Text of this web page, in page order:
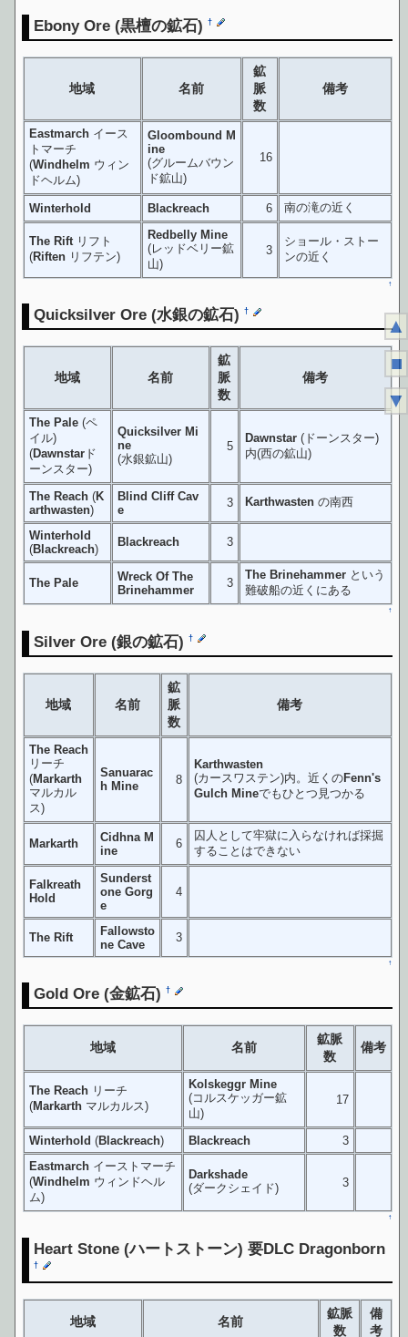
Ebony Ore (黒檀の鉱石)†
地域 名前
鉱
脈
数
備考
Eastmarchイース
トマーチ
(Windhelm ウィン
ドヘルム)
Gloombound M
ine
(グルームバウン
ド鉱山)
16
Winterhold Blackreach 6 南の滝の近く
The Riftリフト
(Riftenリフテン)
Redbelly Mine
(レッドベリー鉱
山)
3
ショール・ストー
ンの近く
↑
Quicksilver Ore (水銀の鉱石)†
地域 名前
鉱
脈
数
備考
The Pale(ペ
イル)
(Dawnstarド
ーンスター)
Quicksilver Mi
ne
(水銀鉱山)
5
Dawnstar(ドーンスター)
内(西の鉱山)
The Reach(K
arthwasten)
Blind Cliff Cav
e
3 Karthwastenの南西
Winterhold
(Blackreach)
Blackreach 3
The Pale
Wreck Of The
Brinehammer
3
The Brinehammerという
難破船の近くにある
↑
Silver Ore (銀の鉱石)†
地域 名前
鉱
脈
数
備考
The Reach
リーチ
(Markarth
マルカル
ス)
Sanuarac
h Mine
8
Karthwasten
(カースワステン)内。近くのFenn's
Gulch Mineでもひとつ見つかる
Markarth
Cidhna M
ine
6
囚人として牢獄に入らなければ採掘
することはできない
Falkreath
Hold
Sunderst
one Gorg
e
4
The Rift
Fallowsto
ne Cave
3
↑
Gold Ore (金鉱石)†
地域 名前
鉱脈
数
備考
The Reachリーチ
(Markarthマルカルス)
Kolskeggr Mine
(コルスケッガー鉱
山)
17
Winterhold (Blackreach) Blackreach
3
Eastmarchイーストマーチ
(Windhelm ウィンドヘル
ム)
Darkshade
(ダークシェイド)
3
↑
Heart Stone (ハートストーン) 要DLC Dragonborn
†
地域 名前
鉱脈
数
備
考
▲
■
▼